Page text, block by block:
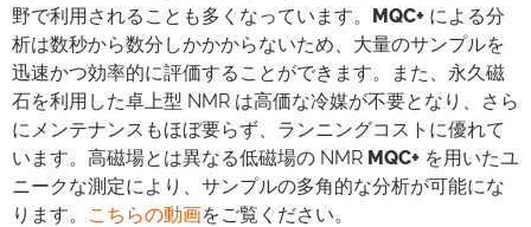
野で利用されることも多くなっています。 MQC+ による分
析は数秒から数分しかかからないため、大量のサンプルを
迅速かつ効率的に評価することができます。また、永久磁
石を利用した卓上型 NMR は高価な冷媒が不要となり、さら
にメンテナンスもほぼ要らず、ランニングコストに優れて
います。高磁場とは異なる低磁場の NMR MQC+ を用いたユ
ニークな測定により、サンプルの多角的な分析が可能にな
ります。
こちらの動画をご覧ください。